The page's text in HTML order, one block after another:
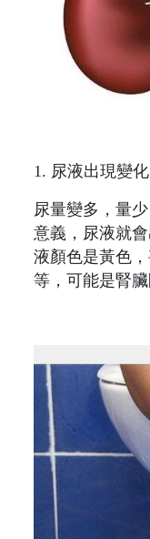
1. 尿液出現變化
尿量變多，量
意義，尿液就
液顏色是黃色
等，可能是腎